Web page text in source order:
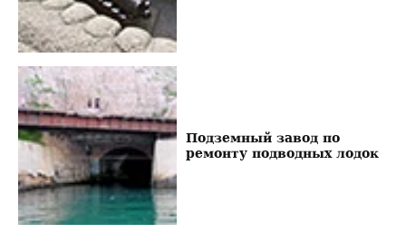
Подземный завод по
ремонту подводных лодок